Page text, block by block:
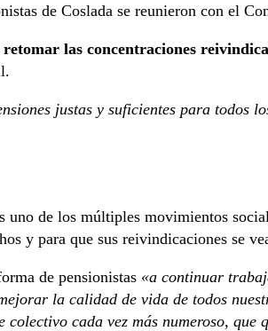
de Coslada se reunieron con el
las concentraciones
justas y suficientes para todos
uno de los múltiples movimientos
y para que sus reivindicaciones se
de pensionistas «a continuar
la calidad de vida de todos
cada vez más numeroso, que